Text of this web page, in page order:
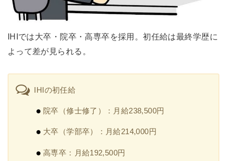
IHIでは大卒・院卒・高専卒を採用。初任給は最終学歴に
よって差が見られる。
IHIの初任給
院卒（修士修了）：月給238,500円
大卒（学部卒）：月給214,000円
高専卒：月給192,500円